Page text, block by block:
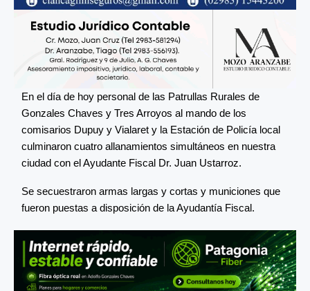
En el día de hoy personal de las Patrullas Rurales de
Gonzales Chaves y Tres Arroyos al mando de los
comisarios Dupuy y Vialaret y la Estación de Policía local
culminaron cuatro allanamientos simultáneos en nuestra
ciudad con el Ayudante Fiscal Dr. Juan Ustarroz.
Se secuestraron armas largas y cortas y municiones que
fueron puestas a disposición de la Ayudantía Fiscal.